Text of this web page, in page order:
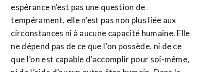
espérance n’est pas une question de
tempérament, elle n’est pas non plus liée aux
circonstances ni à aucune capacité humaine. Elle
ne dépend pas de ce que l’on possède, ni de ce
que l’on est capable d’accomplir pour soi-même,